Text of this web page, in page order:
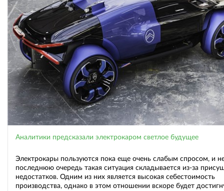
Аналитики предсказали электрокаром светлое будущее
Электрокары пользуются пока еще очень слабым спросом, и
последнюю очередь такая ситуация складывается из-за
недостатков. Одним из них является высокая себестоимость
производства, однако в этом отношении вскоре будет